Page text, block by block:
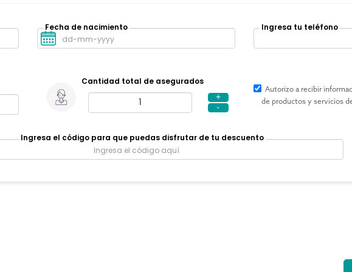
Fecha de nacimiento Ingresa tu teléfono
Cantidad total de asegurados
+
-
Autorizo a recibir
de productos y servicios
Ingresa el código para que puedas disfrutar de tu descuento